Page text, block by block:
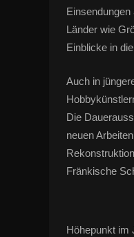
Länder wie
Einblicke in
Auch in
Die
neuen
Fränkische
Höhepunkt im